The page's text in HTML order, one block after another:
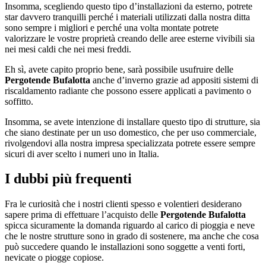
Insomma, scegliendo questo tipo d’installazioni da esterno, potrete
star davvero tranquilli perché i materiali utilizzati dalla nostra ditta
sono sempre i migliori e perché una volta montate potrete
valorizzare le vostre proprietà creando delle aree esterne vivibili sia
nei mesi caldi che nei mesi freddi.
Eh sì, avete capito proprio bene, sarà possibile usufruire delle
Pergotende Bufalotta anche d’inverno grazie ad appositi sistemi di
riscaldamento radiante che possono essere applicati a pavimento o
soffitto.
Insomma, se avete intenzione di installare questo tipo di strutture, sia
che siano destinate per un uso domestico, che per uso commerciale,
rivolgendovi alla nostra impresa specializzata potrete essere sempre
sicuri di aver scelto i numeri uno in Italia.
I dubbi più frequenti
Fra le curiosità che i nostri clienti spesso e volentieri desiderano
sapere prima di effettuare l’acquisto delle Pergotende Bufalotta
spicca sicuramente la domanda riguardo al carico di pioggia e neve
che le nostre strutture sono in grado di sostenere, ma anche che cosa
può succedere quando le installazioni sono soggette a venti forti,
nevicate o piogge copiose.